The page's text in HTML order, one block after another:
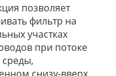
позволяет
фильтр на
участках
при потоке